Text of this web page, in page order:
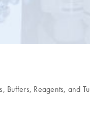
Buffers, Reagents, and